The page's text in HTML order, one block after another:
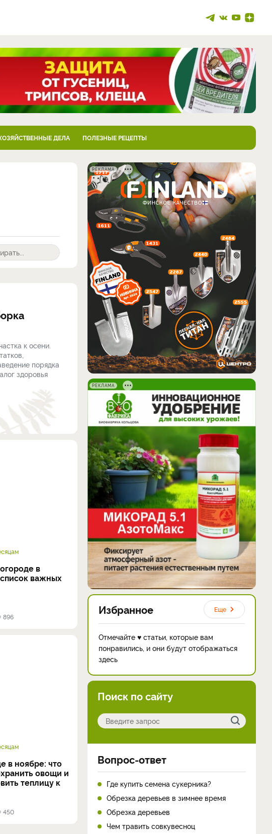
ДЕЛА ПОЛЕЗНЫЕ РЕЦЕПТЫ
к осени.
порядка
здоровья
в
важных
896
в ноябре: что
овощи и
теплицу к
450
РЕКЛАМА
РЕКЛАМА
Избранное Еще
Отмечайте ♥ статьи, которые вам
понравились, и они будут отображаться
здесь
Поиск по сайту
Вопрос-ответ
Где купить семена сукерника?
Обрезка деревьев в зимнее время
Обрезка деревьев
Чем травить совкувесноц